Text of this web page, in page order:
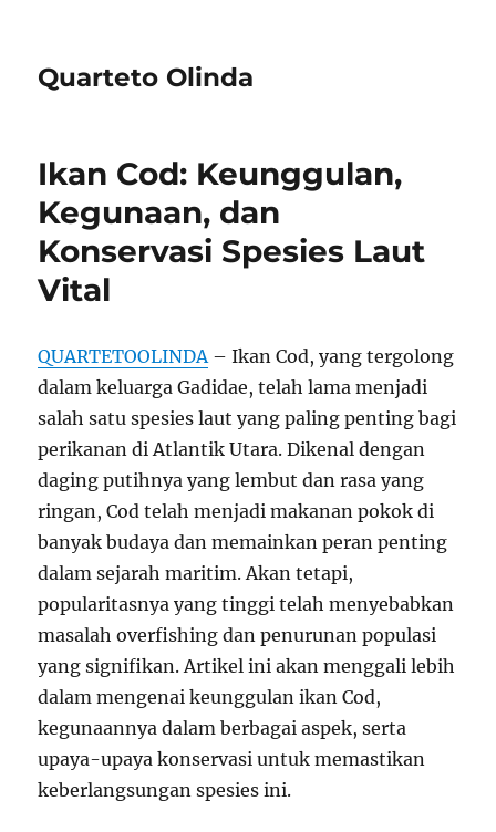
Quarteto Olinda
Ikan Cod: Keunggulan,
Kegunaan, dan
Konservasi Spesies Laut
Vital
QUARTETOOLINDA– Ikan Cod, yang tergolong
dalam keluarga Gadidae, telah lama menjadi
salah satu spesies laut yang paling penting bagi
perikanan di Atlantik Utara. Dikenal dengan
daging putihnya yang lembut dan rasa yang
ringan, Cod telah menjadi makanan pokok di
banyak budaya dan memainkan peran penting
dalam sejarah maritim. Akan tetapi,
popularitasnya yang tinggi telah menyebabkan
masalah overfishing dan penurunan populasi
yang signifikan. Artikel ini akan menggali lebih
dalam mengenai keunggulan ikan Cod,
kegunaannya dalam berbagai aspek, serta
upaya-upaya konservasi untuk memastikan
keberlangsungan spesies ini.